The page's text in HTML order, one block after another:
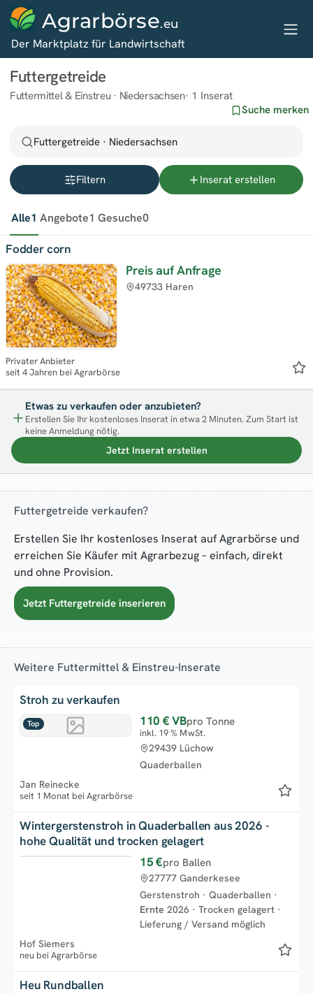
Agrarbörse.eu
Der Marktplatz für Landwirtschaft
Futtergetreide
Futtermittel & Einstreu · Niedersachsen 1 Inserat
Suche merken
Futtergetreide · Niedersachsen
Filtern Inserat erstellen
Alle1 Angebote1 Gesuche0
Fodder corn
Preis auf Anfrage
49733 Haren
Privater Anbieter
seit 4 Jahren bei Agrarbörse
Etwas zu verkaufen oder anzubieten?
Erstellen Sie Ihr kostenloses Inserat in etwa 2 Minuten. Zum Start ist
keine Anmeldung nötig.
Jetzt Inserat erstellen
Futtergetreide verkaufen?
Erstellen Sie Ihr kostenloses Inserat auf Agrarbörse und
erreichen Sie Käufer mit Agrarbezug – einfach, direkt
und ohne Provision.
Jetzt Futtergetreide inserieren
Weitere Futtermittel & Einstreu-Inserate
Top
Stroh zu verkaufen
110 €VBpro Tonne
inkl. 19 % MwSt.
Quaderballen
29439 Lüchow
Jan Reinecke
seit 1 Monat bei Agrarbörse
Wintergerstenstroh in Quaderballen aus 2026 -
hohe Qualität und trocken gelagert
15 €pro Ballen
Gerstenstroh · Quaderballen ·
Ernte 2026 ·Trocken gelagert ·
Lieferung / Versand möglich
27777 Ganderkesee
Hof Siemers
neu bei Agrarbörse
Heu Rundballen